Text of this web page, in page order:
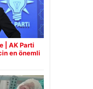
| AK Parti
en önemli